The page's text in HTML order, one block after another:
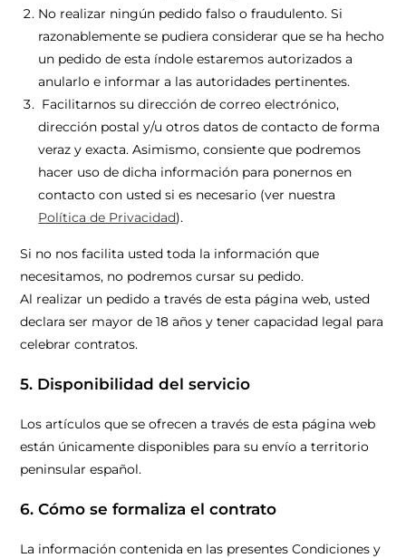
No realizar ningún pedido falso o fraudulento. Si
razonablemente se pudiera considerar que se ha hecho
un pedido de esta índole estaremos autorizados a
anularlo e informar a las autoridades pertinentes.
Facilitarnos su dirección de correo electrónico,
dirección postal y/u otros datos de contacto de forma
veraz y exacta. Asimismo, consiente que podremos
hacer uso de dicha información para ponernos en
contacto con usted si es necesario (ver nuestra
Política de Privacidad).
Si no nos facilita usted toda la información que
necesitamos, no podremos cursar su pedido.
Al realizar un pedido a través de esta página web, usted
declara ser mayor de 18 años y tener capacidad legal para
celebrar contratos.
5. Disponibilidad del servicio
Los artículos que se ofrecen a través de esta página web
están únicamente disponibles para su envío a territorio
peninsular español.
6. Cómo se formaliza el contrato
La información contenida en las presentes Condiciones y